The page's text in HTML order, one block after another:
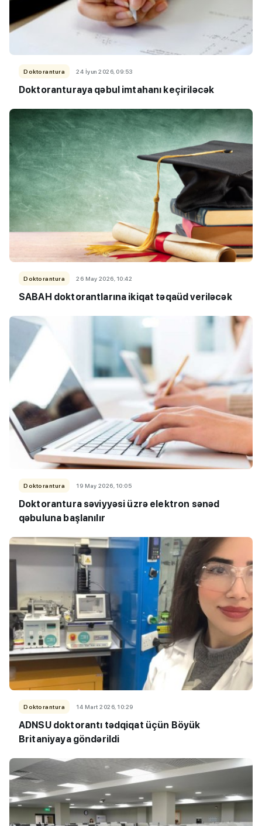
Doktorantura 24 İyun 2026, 09:53
Doktoranturaya qəbul imtahanı keçiriləcək
Doktorantura 26 May 2026, 10:42
SABAH doktorantlarına ikiqat təqaüd veriləcək
Doktorantura 19 May 2026, 10:05
Doktorantura səviyyəsi üzrə elektron sənəd
qəbuluna başlanılır
Doktorantura 14 Mart 2026, 10:29
ADNSU doktorantı tədqiqat üçün Böyük
Britaniyaya göndərildi